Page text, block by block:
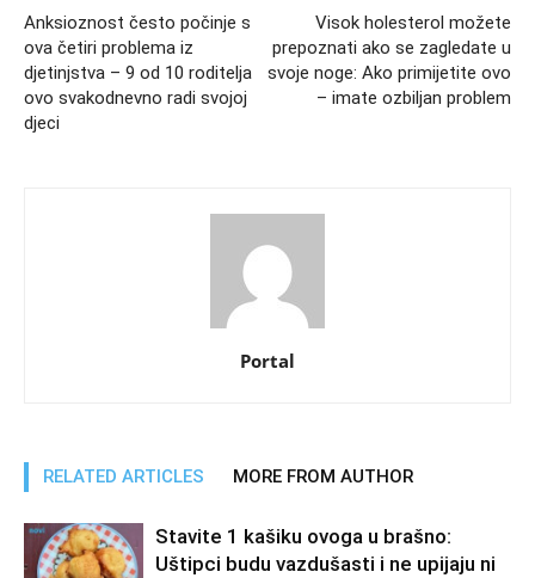
Anksioznost često počinje s
ova četiri problema iz
djetinjstva – 9 od 10 roditelja
ovo svakodnevno radi svojoj
djeci
Visok holesterol možete
prepoznati ako se zagledate u
svoje noge: Ako primijetite ovo
– imate ozbiljan problem
Portal
RELATED ARTICLES MORE FROM AUTHOR
Stavite 1 kašiku ovoga u brašno:
Uštipci budu vazdušasti i ne upijaju ni